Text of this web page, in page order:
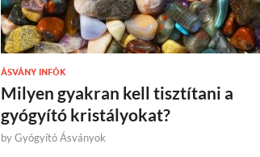
ÁSVÁNY INFÓK
Milyen gyakran kell tisztítani a
gyógyító kristályokat?
byGyógyító Ásványok